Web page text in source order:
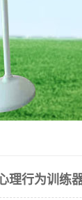
理行为训练